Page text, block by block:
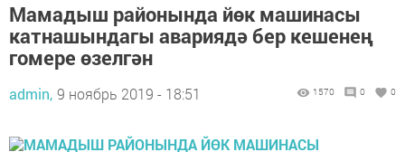
Мамадыш районында йөк машинасы
катнашындагы авариядә бер кешенең
гомере өзелгән
admin, 9 ноябрь 2019 - 18:51 1570 0 0